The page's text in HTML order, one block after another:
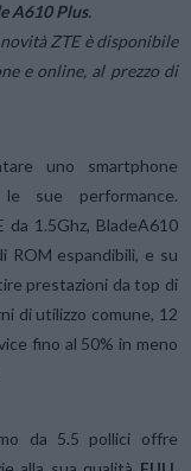
A610 Plus.
ZTE è disponibile
e online, al prezzo di
uno smartphone
sue performance.
1.5Ghz, BladeA610
ROM espandibili, e su
prestazioni da top di
di utilizzo comune, 12
fino al 50% in meno
da 5.5 pollici offre